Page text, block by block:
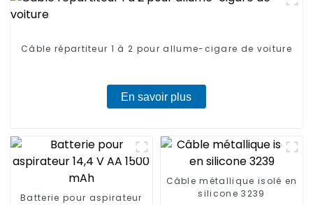
Câble répartiteur 1 à 2 pour allume-cigare de voiture
En savoir plus
Batterie pour aspirateur
Câble métallique isolé en
silicone 3239